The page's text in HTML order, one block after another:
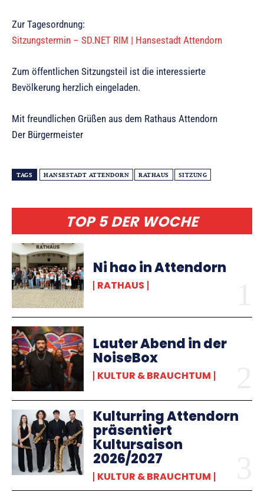
TOP 5 DER WOCHE
Ni hao in Attendorn
RATHAUS
Lauter Abend in der
NoiseBox
KULTUR & BRAUCHTUM
Kulturring Attendorn
präsentiert
Kultursaison
2026/2027
KULTUR & BRAUCHTUM
Zur Tagesordnung:
Sitzungstermin – SD.NET RIM | Hansestadt Attendorn
Zum öffentlichen Sitzungsteil ist die interessierte
Bevölkerung herzlich eingeladen.
Mit freundlichen Grüßen aus dem Rathaus Attendorn
Der Bürgermeister
TAGS HANSESTADT ATTENDORN RATHAUS SITZUNG